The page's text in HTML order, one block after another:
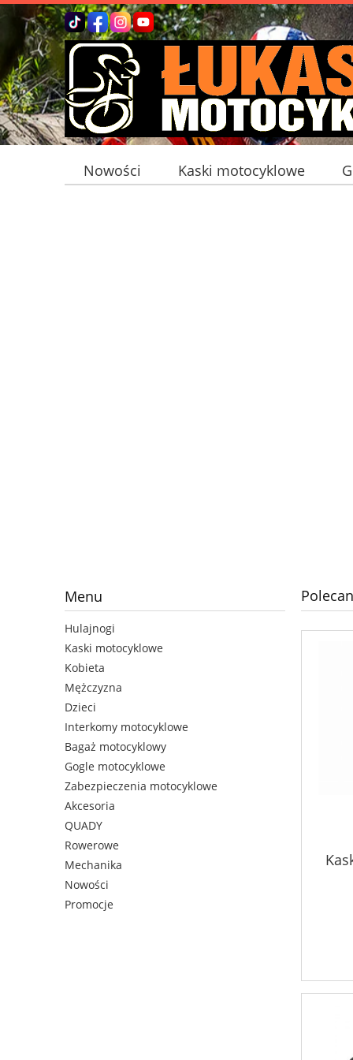
Nowości Kaski motocyklowe
Menu
Hulajnogi
Kaski motocyklowe
Kobieta
Mężczyzna
Dzieci
Interkomy motocyklowe
Bagaż motocyklowy
Gogle motocyklowe
Zabezpieczenia motocyklowe
Akcesoria
QUADY
Rowerowe
Mechanika
Nowości
Promocje